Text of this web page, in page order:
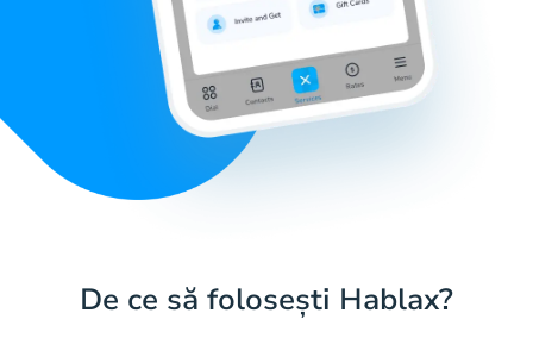
De ce să folosești Hablax?